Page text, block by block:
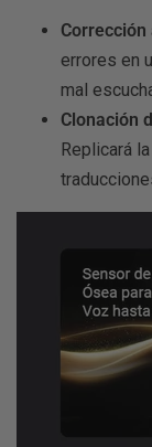
errores en
mal
Clonación
Replicará